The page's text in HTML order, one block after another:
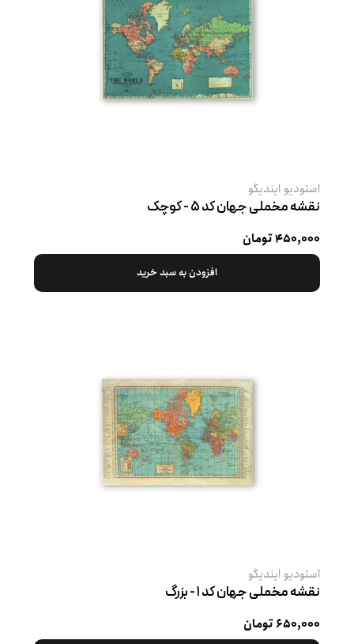
استودیو ایندیگو
نقشه مخملی جهان کد ۵ - کوچک
۴۵۰,۰۰۰ تومان
افزودن به سبد خرید
استودیو ایندیگو
نقشه مخملی جهان کد ۱ - بزرگ
۶۵۰,۰۰۰ تومان